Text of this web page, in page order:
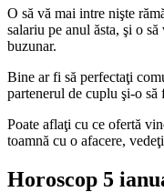
O să vă mai intre nişte
salariu pe anul ăsta, şi o
buzunar.
Bine ar fi să perfectaţi
partenerul de cuplu şi-o să
Poate aflaţi cu ce ofertă
toamnă cu o afacere,
Horoscop 5